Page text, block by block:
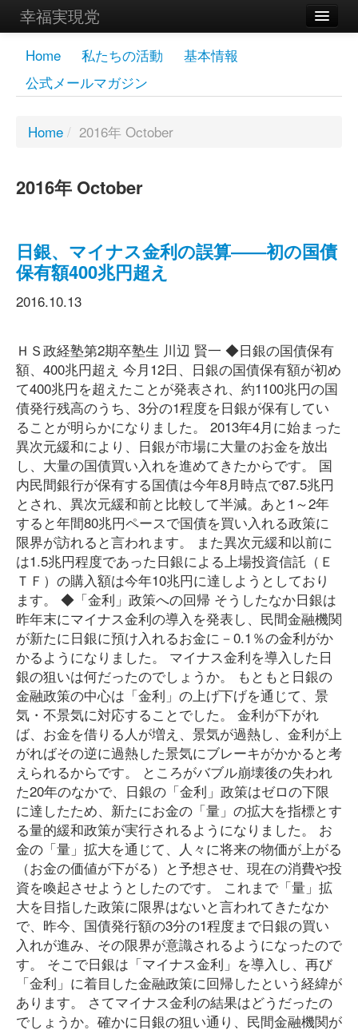
幸福実現党
メンバーズページ
党員
幸福の科学グループ
Home 私たちの活動
基本情報
公式メールマガジン
Home / 2016年 October
2016年 October
日銀、マイナス金利の誤算――初の国債
保有額400兆円超え
2016.10.13
ＨＳ政経塾第2期卒塾生 川辺 賢一 ◆日銀の国債保有
額、400兆円超え 今月12日、日銀の国債保有額が初め
て400兆円を超えたことが発表され、約1100兆円の国
債発行残高のうち、3分の1程度を日銀が保有してい
ることが明らかになりました。 2013年4月に始まった
異次元緩和により、日銀が市場に大量のお金を放出
し、大量の国債買い入れを進めてきたからです。 国
内民間銀行が保有する国債は今年8月時点で87.5兆円
とされ、異次元緩和前と比較して半減。あと1～2年
すると年間80兆円ペースで国債を買い入れる政策に
限界が訪れると言われます。 また異次元緩和以前に
は1.5兆円程度であった日銀による上場投資信託（Ｅ
ＴＦ）の購入額は今年10兆円に達しようとしており
ます。 ◆「金利」政策への回帰 そうしたなか日銀は
昨年末にマイナス金利の導入を発表し、民間金融機関
が新たに日銀に預け入れるお金に－0.1％の金利がか
かるようになりました。 マイナス金利を導入した日
銀の狙いは何だったのでしょうか。 もともと日銀の
金融政策の中心は「金利」の上げ下げを通じて、景
気・不景気に対応することでした。 金利が下がれ
ば、お金を借りる人が増え、景気が過熱し、金利が上
がればその逆に過熱した景気にブレーキがかかると考
えられるからです。 ところがバブル崩壊後の失われ
た20年のなかで、日銀の「金利」政策はゼロの下限
に達したため、新たにお金の「量」の拡大を指標とす
る量的緩和政策が実行されるようになりました。 お
金の「量」拡大を通じて、人々に将来の物価が上がる
（お金の価値が下がる）と予想させ、現在の消費や投
資を喚起させようとしたのです。 これまで「量」拡
大を目指した政策に限界はないと言われてきたなか
で、昨今、国債発行額の3分の1程度まで日銀の買い
入れが進み、その限界が意識されるようになったので
す。 そこで日銀は「マイナス金利」を導入し、再び
「金利」に着目した金融政策に回帰したという経緯が
あります。 さてマイナス金利の結果はどうだったの
でしょうか。確かに日銀の狙い通り、民間金融機関が